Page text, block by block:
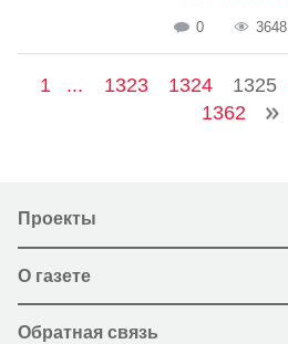
0 3648
1 ... 1323 1324 1325
1362
Проекты
О газете
Обратная связь